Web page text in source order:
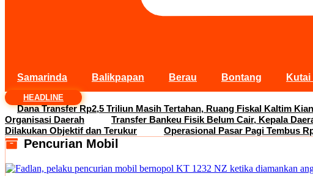
Samarinda Balikpapan Berau Bontang
HEADLINE
Dana Transfer Rp2,5 Triliun Masih Tertahan, Ruang Fiskal Kaltim
Organisasi Daerah
Transfer Bankeu Fisik Belum Cair, Kepala
Dilakukan Objektif dan Terukur
Operasional Pasar Pagi Tembus
Pencurian Mobil